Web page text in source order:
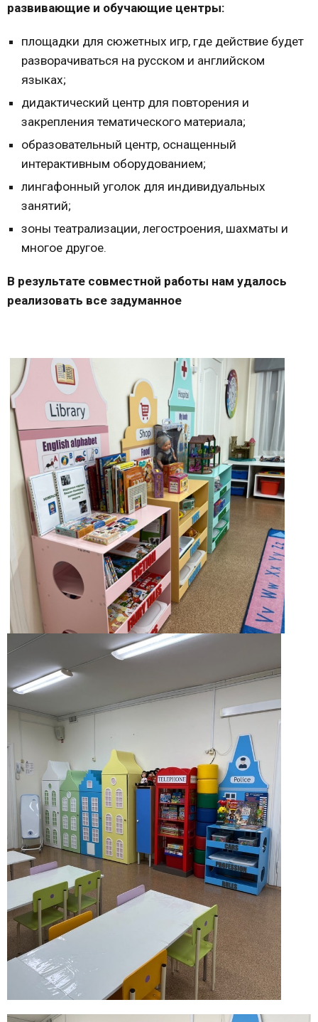
развивающие и обучающие центры:
площадки для сюжетных игр, где действие будет
разворачиваться на русском и английском
языках;
дидактический центр для повторения и
закрепления тематического материала;
образовательный центр, оснащенный
интерактивным оборудованием;
лингафонный уголок для индивидуальных
занятий;
зоны театрализации, легостроения, шахматы и
многое другое.
В результате совместной работы нам удалось
реализовать все задуманное